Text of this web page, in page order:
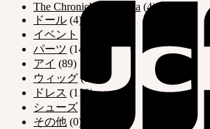
The Chronicles of Dritia (4)
ドール (4)
イベント
パーツ (14)
アイ (89)
ウィッグ (57)
ドレス (110)
シューズ
その他 (0)